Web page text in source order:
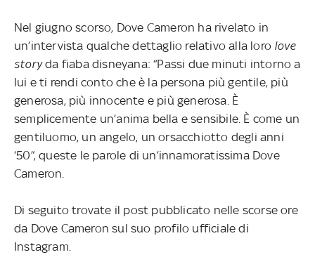
Nel giugno scorso, Dove Cameron ha rivelato in
un’intervista qualche dettaglio relativo alla loro love
storyda fiaba disneyana: “Passi due minuti intorno a
lui e ti rendi conto che è la persona più gentile, più
generosa, più innocente e più generosa. È
semplicemente un’anima bella e sensibile. È come un
gentiluomo, un angelo, un orsacchiotto degli anni
‘50”, queste le parole di un’innamoratissima Dove
Cameron.
Di seguito trovate il post pubblicato nelle scorse ore
da Dove Cameron sul suo profilo ufficiale di
Instagram.